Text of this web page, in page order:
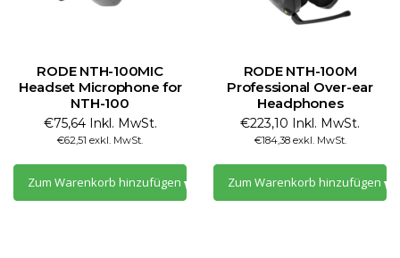
RODE NTH-100MIC
Headset Microphone for
NTH-100
€75,64 Inkl. MwSt.
€62,51 exkl. MwSt.
Zum Warenkorb hinzufügen
RODE NTH-100M
Professional Over-ear
Headphones
€223,10 Inkl. MwSt.
€184,38 exkl. MwSt.
Zum Warenkorb hinzufügen